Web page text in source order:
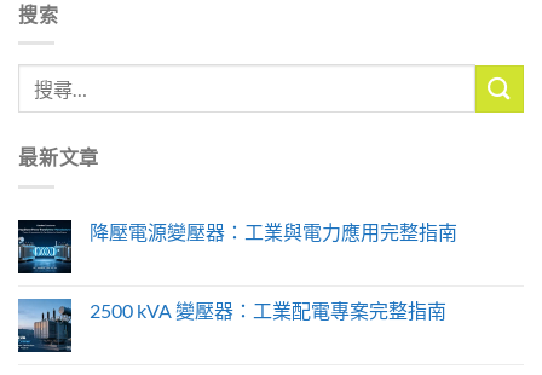
搜索
最新文章
降壓電源變壓器：工業與電力應用完整指南
2500 kVA 變壓器：工業配電專案完整指南